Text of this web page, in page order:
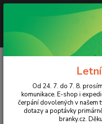
Letní provoz: Od 24. 7. do 7.
komunikace. E-shop i expedice
dovolených v našem týmu
poptávky primárně na náš e-mail
Od 24. 7. do 7. 8.
komunikace. E-shop i
čerpání dovolených v našem
dotazy a poptávky
branky.cz.